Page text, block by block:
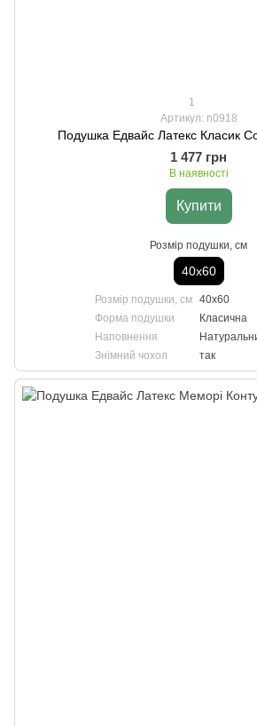
1
Артикул: n0918
Подушка Едвайс Латекс Класик
1 477 грн
В наявності
Купити
Розмір подушки, см
40х60
Розмір подушки, см
40х60
Форма подушки
Класична
Наповнення
Знімний чохол
так